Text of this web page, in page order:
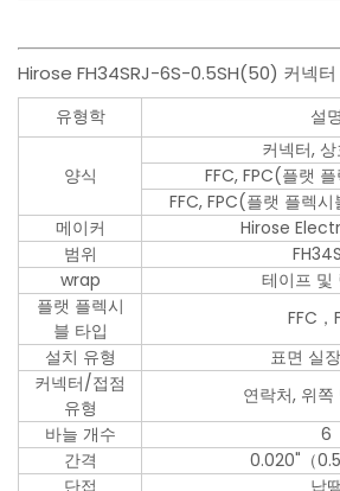
Hirose FH34SRJ-6S-0.5SH(50) 커넥터
유형학 설명
양식
커넥터,
FFC, FPC(플랫
FFC, FPC(플랫 플렉
메이커
Hirose
범위
wrap
테이프 및
플랫 플렉시
블 타입
FFC，
설치 유형
표면 실
커넥터/접점
유형
연락처, 위쪽
바늘 개수
6
간격
0.020"（